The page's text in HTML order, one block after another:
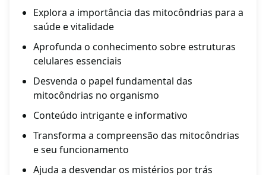
Explora a importância das mitocôndrias para a
saúde e vitalidade
Aprofunda o conhecimento sobre estruturas
celulares essenciais
Desvenda o papel fundamental das
mitocôndrias no organismo
Conteúdo intrigante e informativo
Transforma a compreensão das mitocôndrias
e seu funcionamento
Ajuda a desvendar os mistérios por trás